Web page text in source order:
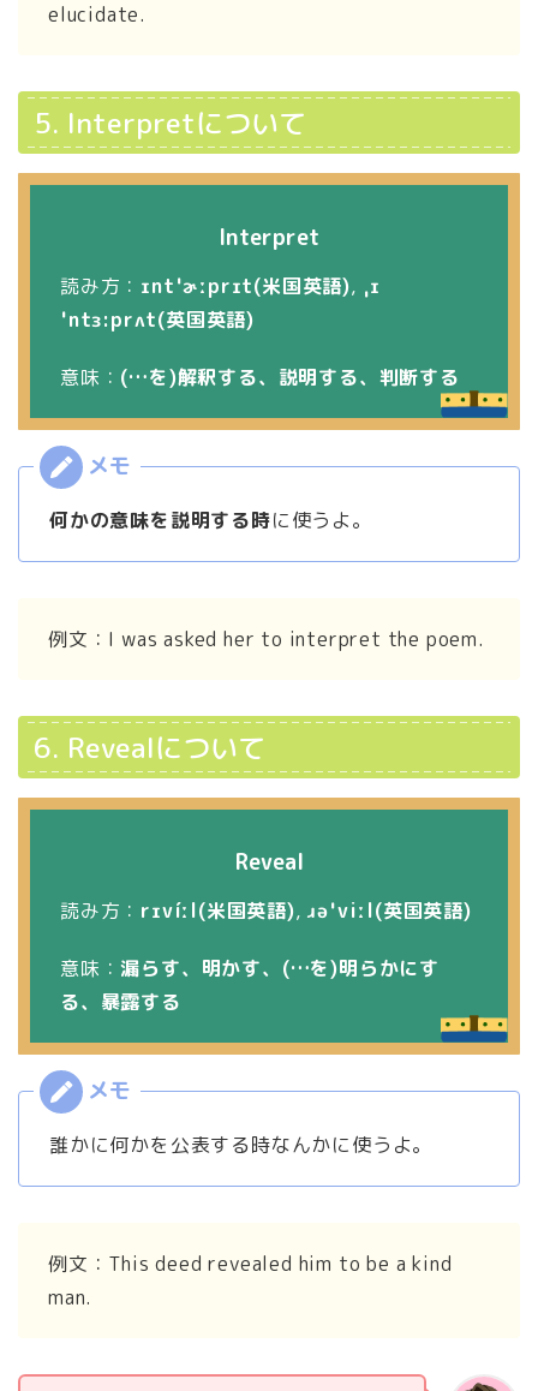
elucidate.
5. Interpretについて
Interpret
読み方： ɪntˈɚːprɪt(米国英語), ˌɪ
ˈntɜ:prʌt(英国英語)
意味： (…を)解釈する、説明する、判断する
何かの意味を説明する時に使うよ。
例文：I was asked her to interpret the poem.
6. Revealについて
Reveal
読み方： rɪvíːl(米国英語), ɹəˈviːl(英国英語)
意味：漏らす、明かす、(…を)明らかにす
る、暴露する
誰かに何かを公表する時なんかに使うよ。
例文：This deed revealed him to be a kind
man.